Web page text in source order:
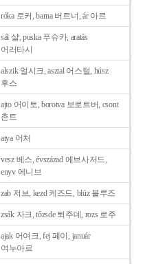
róka 로커, barna 버르너, ár 아르
sál 샬, puska 푸슈카, aratás
어러타시
alszik 얼시크, asztal 어스털, húsz
후스
ajto 어이토, borotva 보로트버, csont
촌트
atya 어처
vesz 베스, évszázad 에브사저드,
enyv 에니브
zab 저브, kezd 케즈드, blúz 블루즈
zsák 자크, tőzsde 퇴주데, rozs 로주
ajak 어여크, fej 페이, január
여누아르